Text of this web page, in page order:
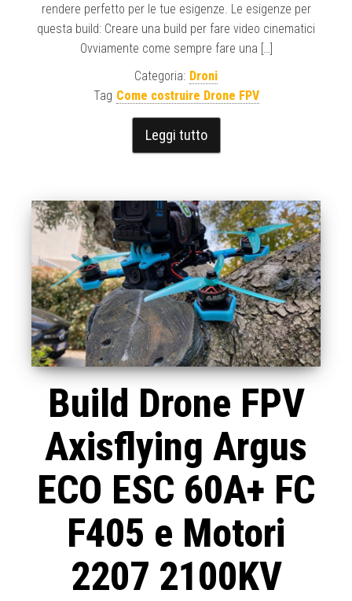
rendere perfetto per le tue esigenze. Le esigenze per
questa build: Creare una build per fare video cinematici
Ovviamente come sempre fare una […]
Categoria: Droni
Tag Come costruire Drone FPV
Leggi tutto
Build Drone FPV
Axisflying Argus
ECO ESC 60A+ FC
F405 e Motori
2207 2100KV